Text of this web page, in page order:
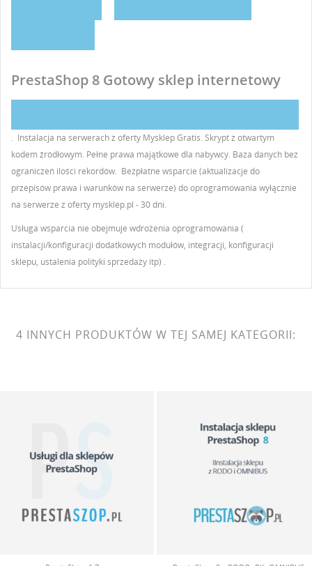
PrestaShop 8 Gotowy sklep internetowy
. Instalacja na serwerach z oferty Mysklep Gratis. Skrypt z otwartym
kodem źródłowym. Pełne prawa majątkowe dla nabywcy. Baza danych bez
ograniczeń ilości rekordów. Bezpłatne wsparcie (aktualizacje do
przepisów prawa i warunków na serwerze) do oprogramowania wyłącznie
na serwerze z oferty mysklep.pl - 30 dni.
Usługa wsparcia nie obejmuje wdrożenia oprogramowania (
instalacji/konfiguracji dodatkowych modułów, integracji, konfiguracji
sklepu, ustalenia polityki sprzedaży itp) .
4 INNYCH PRODUKTÓW W TEJ SAMEJ KATEGORII: